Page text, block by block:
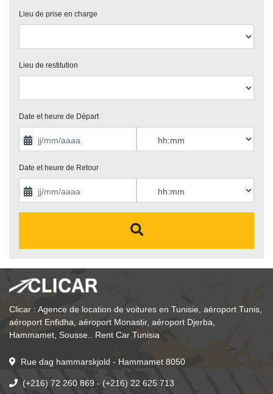
Lieu de prise en charge
Lieu de restitution
Date et heure de Départ
Date et heure de Retour
Clicar : Agence de location de voitures en Tunisie, aéroport Tunis,
aéroport Enfidha, aéroport Monastir, aéroport Djerba,
Hammamet, Sousse.. Rent Car Tunisia
Rue dag hammarskjold - Hammamet 8050
(+216) 72 260 869 - (+216) 22 625 713